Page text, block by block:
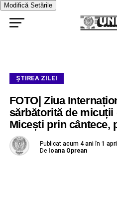
Modifică Setările
ŞTIREA ZILEI
FOTO| Ziua
sărbătorită de micuții
Micești prin cântece,
Publicat acum 4 ani în 1
De Ioana Oprean